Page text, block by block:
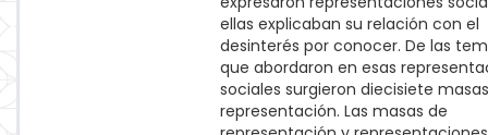
ellas explicaban su relación con el
desinterés por conocer. De las
que abordaron en esas
sociales surgieron diecisiete
representación. Las masas de